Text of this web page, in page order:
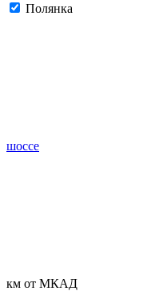
Полянка
шоссе
км от МКАД